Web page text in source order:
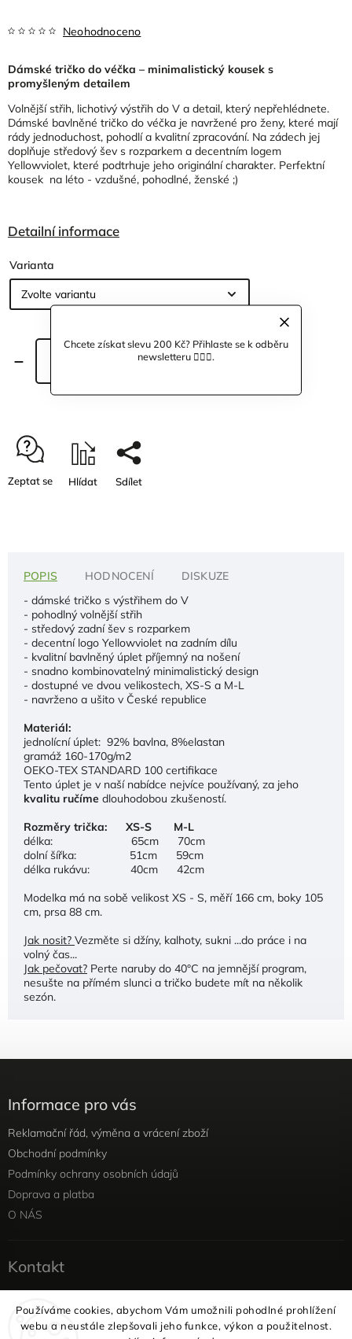
Používáme cookies, abychom Vám umožnili pohodlné prohlížení
webu a neustále zlepšovali jeho funkce, výkon a použitelnost.
Chcete získat slevu 200 Kč? Přihlaste se k odběru
newsletteru 🙋🏼‍♀️.
Neohodnoceno
Dámské tričko do véčka – minimalistický kousek s
promyšleným detailem
Volnější střih, lichotivý výstřih do V a detail, který nepřehlédnete.
Dámské bavlněné tričko do véčka je navržené pro ženy, které mají
rády jednoduchost, pohodlí a kvalitní zpracování. Na zádech jej
doplňuje středový šev s rozparkem a decentním logem
Yellowviolet, které podtrhuje jeho originální charakter. Perfektní
kousek na léto - vzdušné, pohodlné, ženské ;)
Detailní informace
Varianta
Přidat do košíku
Zeptat se Hlídat Sdílet
POPIS HODNOCENÍ
DISKUZE
- dámské tričko s výstřihem do V
- pohodlný volnější střih
- středový zadní šev s rozparkem
- decentní logo Yellowviolet na zadním dílu
- kvalitní bavlněný úplet příjemný na nošení
- snadno kombinovatelný minimalistický design
- dostupné ve dvou velikostech, XS-S a M-L
- navrženo a ušito v České republice
Materiál:
jednolícní úplet: 92% bavlna, 8%elastan
gramáž 160-170g/m2
OEKO-TEX STANDARD 100 certifikace
Tento úplet je v naší nabídce nejvíce používaný, za jeho
kvalitu ručíme dlouhodobou zkušeností.
Rozměry trička: XS-S M-L
délka: 65cm 70cm
dolní šířka: 51cm 59cm
délka rukávu: 40cm 42cm
Modelka má na sobě velikost XS - S, měří 166 cm, boky 105
cm, prsa 88 cm.
Jak nosit? Vezměte si džíny, kalhoty, sukni ...do práce i na
volný čas...
Jak pečovat? Perte naruby do 40°C na jemnější program,
nesušte na přímém slunci a tričko budete mít na několik
sezón.
Informace pro vás
Reklamační řád, výměna a vrácení zboží
Obchodní podmínky
Podmínky ochrany osobních údajů
Doprava a platba
O NÁS
Kontakt
info@yellowviolet.cz
+420 604 354 375